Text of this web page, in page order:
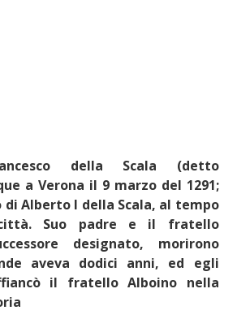
della Scala (detto
a Verona il 9 marzo del 1291;
Alberto I della Scala, al tempo
Suo padre e il fratello
designato, morirono
aveva dodici anni, ed egli
il fratello Alboino nella